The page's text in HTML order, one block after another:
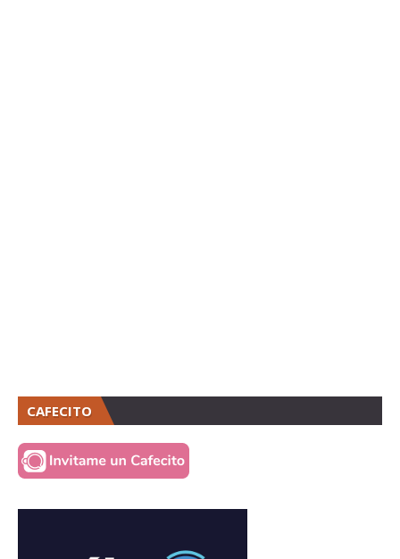
CAFECITO